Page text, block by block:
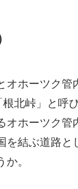
オホーツク管
北峠」と呼
オホーツク管
を結ぶ道路と
。